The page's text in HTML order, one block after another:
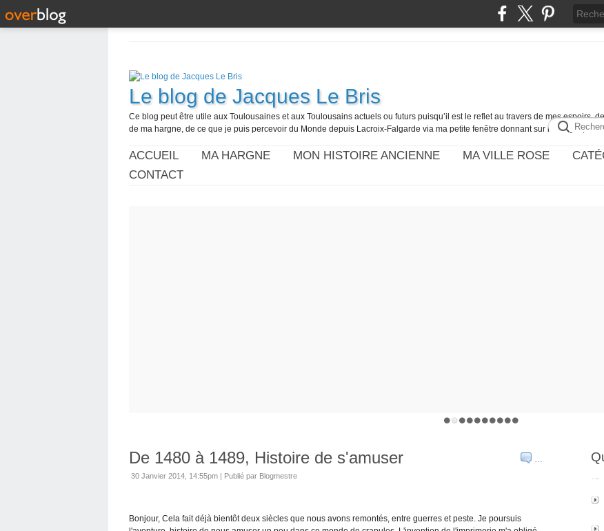
Le blog de Jacques Le Bris
Ce blog peut être utile aux Toulousaines et aux Toulousains actuels ou futurs puisqu’il est le reflet au travers de mes espoirs,
de ma hargne, de ce que je puis percevoir du Monde depuis Lacroix-Falgarde via ma petite fenêtre donnant sur la
ACCUEIL MA HARGNE MON HISTOIRE ANCIENNE MA VILLE ROSE
CONTACT
…
De 1480 à 1489, Histoire de s'amuser
30 Janvier 2014, 14:55pm | Publié par Blogmestre
Bonjour, Cela fait déjà bientôt deux siècles que nous avons remontés, entre guerres et peste. Je poursuis